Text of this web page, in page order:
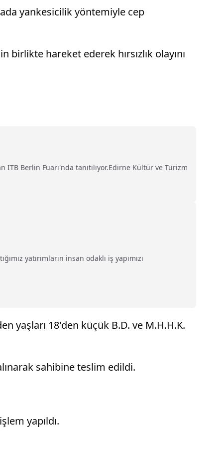
yankesicilik yöntemiyle cep
hareket ederek hırsızlık olayını
Berlin Fuarı'nda tanıtılıyor.Edirne Kültür ve Turizm
yatırımların insan odaklı iş yapımızı
yaşları 18'den küçük B.D. ve M.H.H.K.
sahibine teslim edildi.
yapıldı.